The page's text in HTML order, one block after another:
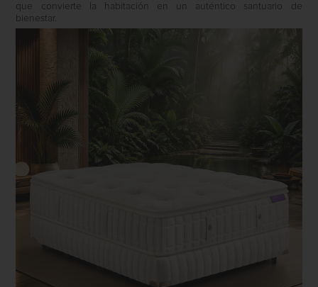
que convierte la habitación en un auténtico santuario de
bienestar.